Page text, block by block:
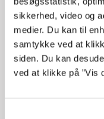
sikkerhed, video og
medier. Du kan til
samtykke ved at
siden. Du kan
ved at klikke på ”Vis